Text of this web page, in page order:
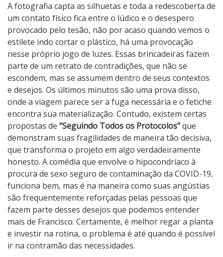
A fotografia capta as silhuetas e toda a redescoberta de
um contato físico fica entre o lúdico e o desespero
provocado pelo tesão, não por acaso quando vemos o
estilete indo cortar o plástico, há uma provocação
nesse próprio jogo de luzes. Essas brincadeiras fazem
parte de um retrato de contradições, que não se
escondem, mas se assumem dentro de seus contextos
e desejos. Os últimos minutos são uma prova disso,
onde a viagem parece ser a fuga necessária e o fetiche
encontra sua materialização. Contudo, existem certas
propostas de “Seguindo Todos os Protocolos”que
demonstram suas fragilidades de maneira tão decisiva,
que transforma o projeto em algo verdadeiramente
honesto. A comédia que envolve o hipocondríaco à
procura de sexo seguro de contaminação da COVID-19,
funciona bem, mas é na maneira como suas angústias
são frequentemente reforçadas pelas pessoas que
fazem parte desses desejos que podemos entender
mais de Francisco. Certamente, é melhor regar a planta
e investir na rotina, o problema é até quando é possível
ir na contramão das necessidades.